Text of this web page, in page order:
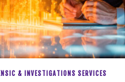
& INVESTIGATIONS SERVICES